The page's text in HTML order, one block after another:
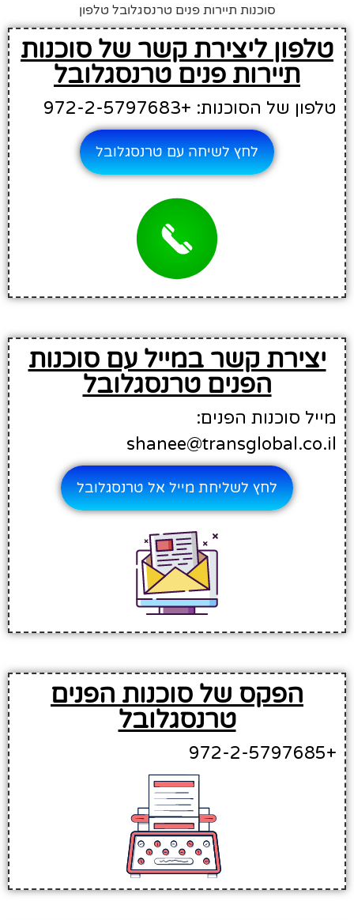
סוכנות תיירות פנים טרנסגלובל טלפון
טלפון ליצירת קשר של סוכנות
תיירות פנים טרנסגלובל
טלפון של הסוכנות: +972-2-5797683
לחץ לשיחה עם טרנסגלובל
יצירת קשר במייל עם סוכנות
הפנים טרנסגלובל
מייל סוכנות הפנים:
shanee@transglobal.co.il
לחץ לשליחת מייל אל טרנסגלובל
הפקס של סוכנות הפנים
טרנסגלובל
+972-2-5797685